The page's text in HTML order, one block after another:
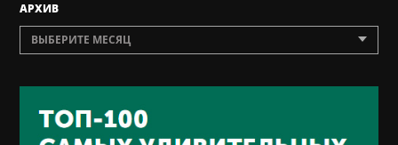
AРХИВ
ВЫБЕРИТЕ МЕСЯЦ